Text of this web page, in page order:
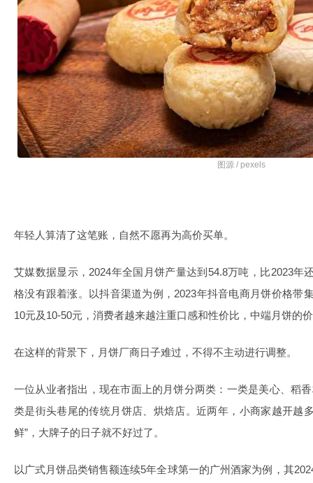
图源 / pexels
年轻人算清了这笔账，自然不愿再为高价买单。
艾媒数据显示，2024年全国月饼产量达到54.8万吨，比2023年
格没有跟着涨。以抖音渠道为例，2023年抖音电商月饼价格带
10元及10-50元，消费者越来越注重口感和性价比，中端月饼的
在这样的背景下，月饼厂商日子难过，不得不主动进行调整。
一位从业者指出，现在市面上的月饼分两类：一类是美心、稻
类是街头巷尾的传统月饼店、烘焙店。近两年，小商家越开越
鲜”，大牌子的日子就不好过了。
以广式月饼品类销售额连续5年全球第一的广州酒家为例，其